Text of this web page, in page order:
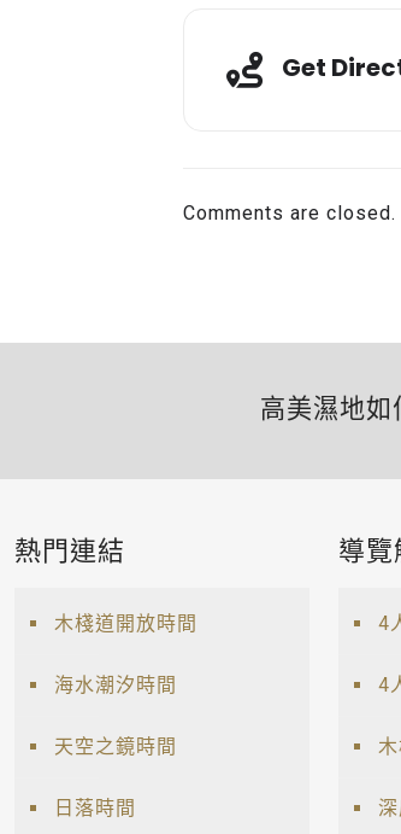
Get
Comments are closed.
高美濕地如
熱門連結
木棧道開放時間
海水潮汐時間
天空之鏡時間
日落時間
導覽
4
4